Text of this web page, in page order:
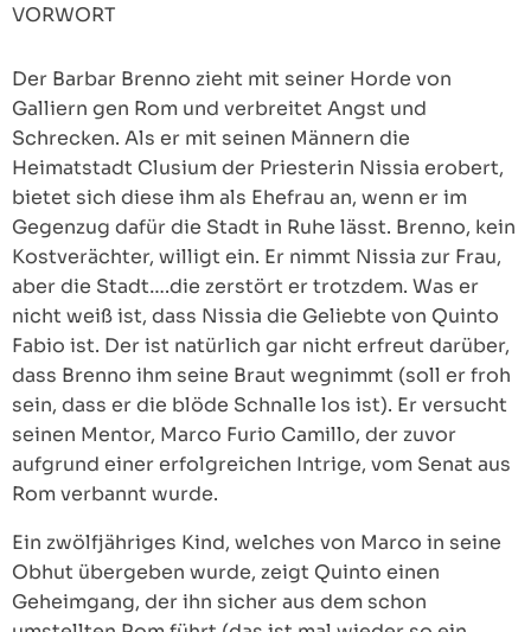
VORWORT
Der Barbar Brenno zieht mit seiner Horde von
Galliern gen Rom und verbreitet Angst und
Schrecken. Als er mit seinen Männern die
Heimatstadt Clusium der Priesterin Nissia erobert,
bietet sich diese ihm als Ehefrau an, wenn er im
Gegenzug dafür die Stadt in Ruhe lässt. Brenno, kein
Kostverächter, willigt ein. Er nimmt Nissia zur Frau,
aber die Stadt….die zerstört er trotzdem. Was er
nicht weiß ist, dass Nissia die Geliebte von Quinto
Fabio ist. Der ist natürlich gar nicht erfreut darüber,
dass Brenno ihm seine Braut wegnimmt (soll er froh
sein, dass er die blöde Schnalle los ist). Er versucht
seinen Mentor, Marco Furio Camillo, der zuvor
aufgrund einer erfolgreichen Intrige, vom Senat aus
Rom verbannt wurde.
Ein zwölfjähriges Kind, welches von Marco in seine
Obhut übergeben wurde, zeigt Quinto einen
Geheimgang, der ihn sicher aus dem schon